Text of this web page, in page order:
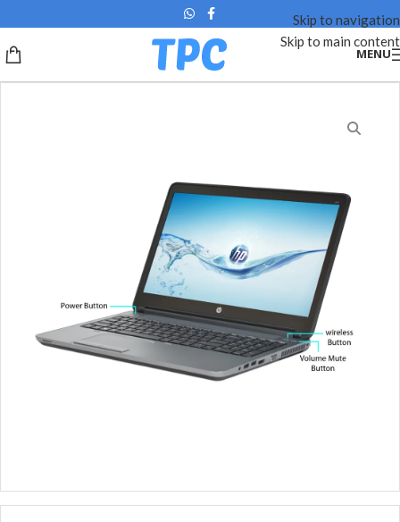
Skip to navigation
Skip to main content
MENU